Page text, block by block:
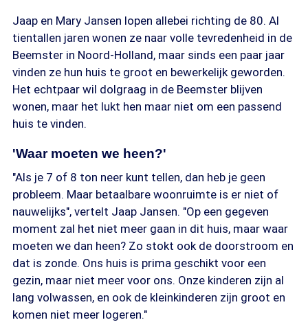
Jaap en Mary Jansen lopen allebei richting de 80. Al
tientallen jaren wonen ze naar volle tevredenheid in de
Beemster in Noord-Holland, maar sinds een paar jaar
vinden ze hun huis te groot en bewerkelijk geworden.
Het echtpaar wil dolgraag in de Beemster blijven
wonen, maar het lukt hen maar niet om een passend
huis te vinden.
'Waar moeten we heen?'
"Als je 7 of 8 ton neer kunt tellen, dan heb je geen
probleem. Maar betaalbare woonruimte is er niet of
nauwelijks", vertelt Jaap Jansen. "Op een gegeven
moment zal het niet meer gaan in dit huis, maar waar
moeten we dan heen? Zo stokt ook de doorstroom en
dat is zonde. Ons huis is prima geschikt voor een
gezin, maar niet meer voor ons. Onze kinderen zijn al
lang volwassen, en ook de kleinkinderen zijn groot en
komen niet meer logeren."